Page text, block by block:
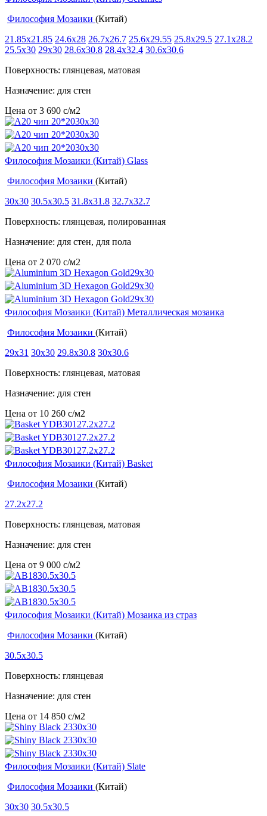
Философия Мозаики (Китай)
21.85x21.85 24.6x28 26.7x26.7 25.6x29.55 25.8x29.5 27.1x28.2
25.5x30 29x30 28.6x30.8 28.4x32.4 30.6x30.6
Поверхность: глянцевая, матовая
Назначение: для стен
Цена от 3 690 c/м2
Философия Мозаики (Китай) Glass
Философия Мозаики (Китай)
30x30 30.5x30.5 31.8x31.8 32.7x32.7
Поверхность: глянцевая, полированная
Назначение: для стен, для пола
Цена от 2 070 c/м2
Философия Мозаики (Китай) Металлическая мозаика
Философия Мозаики (Китай)
29x31 30x30 29.8x30.8 30x30.6
Поверхность: глянцевая, матовая
Назначение: для стен
Цена от 10 260 c/м2
Философия Мозаики (Китай) Basket
Философия Мозаики (Китай)
27.2x27.2
Поверхность: глянцевая, матовая
Назначение: для стен
Цена от 9 000 c/м2
Философия Мозаики (Китай) Мозаика из страз
Философия Мозаики (Китай)
30.5x30.5
Поверхность: глянцевая
Назначение: для стен
Цена от 14 850 c/м2
Философия Мозаики (Китай) Slate
Философия Мозаики (Китай)
30x30 30.5x30.5